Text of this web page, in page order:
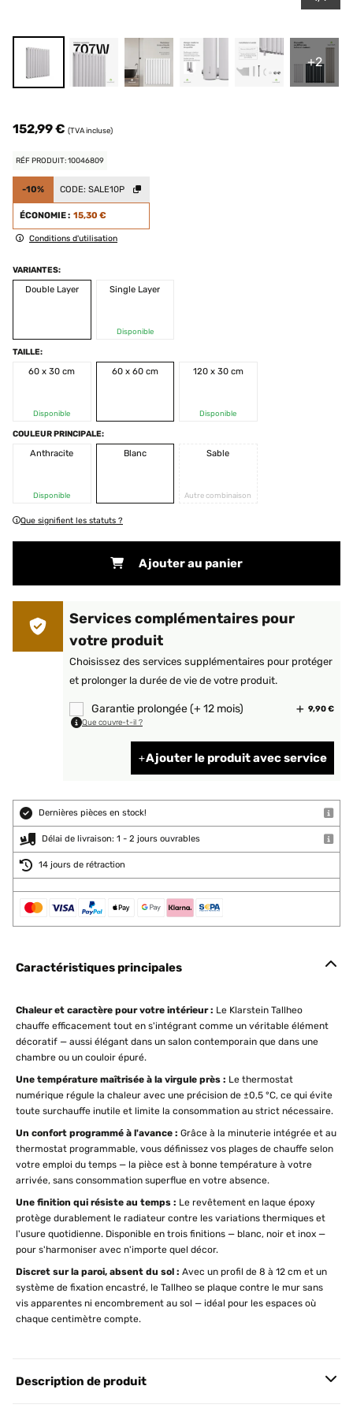
+2
152,99 € (TVA incluse)
RÉF PRODUIT: 10046809
-10% CODE: SALE10P
ÉCONOMIE : 15,30 €
Conditions d'utilisation
VARIANTES:
Double Layer
Single Layer
Disponible
TAILLE:
60 x 30 cm
Disponible
60 x 60 cm 120 x 30 cm
Disponible
COULEUR PRINCIPALE:
Anthracite
Disponible
Blanc Sable
Autre combinaison
Que signifient les statuts ?
Ajouter au panier
Services complémentaires pour
votre produit
Choisissez des services supplémentaires pour protéger
et prolonger la durée de vie de votre produit.
Garantie prolongée (+ 12 mois) 9,90 €
Que couvre-t-il ?
Ajouter le produit avec service
Dernières pièces en stock!
Délai de livraison: 1 - 2 jours ouvrables
14 jours de rétraction
Caractéristiques principales
Chaleur et caractère pour votre intérieur : Le Klarstein Tallheo
chauffe efficacement tout en s'intégrant comme un véritable élément
décoratif — aussi élégant dans un salon contemporain que dans une
chambre ou un couloir épuré.
Une température maîtrisée à la virgule près : Le thermostat
numérique régule la chaleur avec une précision de ±0,5 °C, ce qui évite
toute surchauffe inutile et limite la consommation au strict nécessaire.
Un confort programmé à l'avance : Grâce à la minuterie intégrée et au
thermostat programmable, vous définissez vos plages de chauffe selon
votre emploi du temps — la pièce est à bonne température à votre
arrivée, sans consommation superflue en votre absence.
Une finition qui résiste au temps : Le revêtement en laque époxy
protège durablement le radiateur contre les variations thermiques et
l'usure quotidienne. Disponible en trois finitions — blanc, noir et inox —
pour s'harmoniser avec n'importe quel décor.
Discret sur la paroi, absent du sol : Avec un profil de 8 à 12 cm et un
système de fixation encastré, le Tallheo se plaque contre le mur sans
vis apparentes ni encombrement au sol — idéal pour les espaces où
chaque centimètre compte.
Description de produit